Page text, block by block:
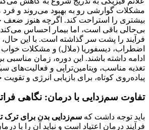
مشکلات گوارشی رو به بهبود می‌روند و فرد
بیشتری را استراحت کند. اگرچه هنوز
بی‌حالی باقی است، اما بیمار احساس
فرآیند را پشت سر گذاشته است. با این حال،
اضطراب، دیسفوریا (ملال) و مشکلات
ادامه داشته باشند. این دوره، زمان مناسبی
تغذیه مناسب، ویتامین‌تراپی و فعالیت‌های
پیاده‌روی کوتاه، برای بازیابی انرژی و
تفاوت سم‌زدایی با درمان: نگاهی
باید توجه داشت که سم‌زدایی بدن برای ترک
فرآیند درمان اعتیاد است و نباید آن را با